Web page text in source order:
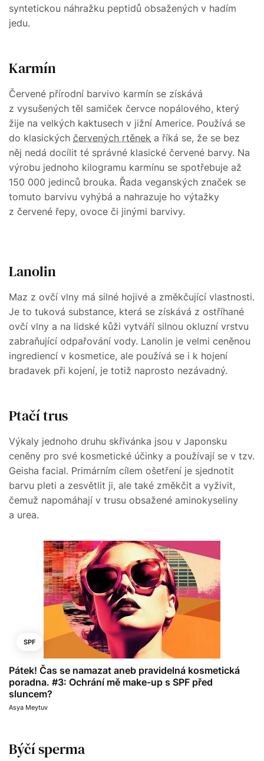
syntetickou náhražku peptidů obsažených v hadím
jedu.
Karmín
Červené přírodní barvivo karmín se získává
z vysušených těl samiček červce nopálového, který
žije na velkých kaktusech v jižní Americe. Používá se
do klasických červených rtěnek a říká se, že se bez
něj nedá docílit té správné klasické červené barvy. Na
výrobu jednoho kilogramu karmínu se spotřebuje až
150 000 jedinců brouka. Řada veganských značek se
tomuto barvivu vyhýbá a nahrazuje ho výtažky
z červené řepy, ovoce či jinými barvivy.
Lanolin
Maz z ovčí vlny má silné hojivé a změkčující vlastnosti.
Je to tuková substance, která se získává z ostříhané
ovčí vlny a na lidské kůži vytváří silnou okluzní vrstvu
zabraňující odpařování vody. Lanolin je velmi ceněnou
ingrediencí v kosmetice, ale používá se i k hojení
bradavek při kojení, je totiž naprosto nezávadný.
Ptačí trus
Výkaly jednoho druhu skřivánka jsou v Japonsku
ceněny pro své kosmetické účinky a používají se v tzv.
Geisha facial. Primárním cílem ošetření je sjednotit
barvu pleti a zesvětlit ji, ale také změkčit a vyživit,
čemuž napomáhají v trusu obsažené aminokyseliny
a urea.
SPF
Pátek! Čas se namazat aneb pravidelná kosmetická
poradna. #3: Ochrání mě make-up s SPF před
sluncem?
Asya Meytuv
Býčí sperma